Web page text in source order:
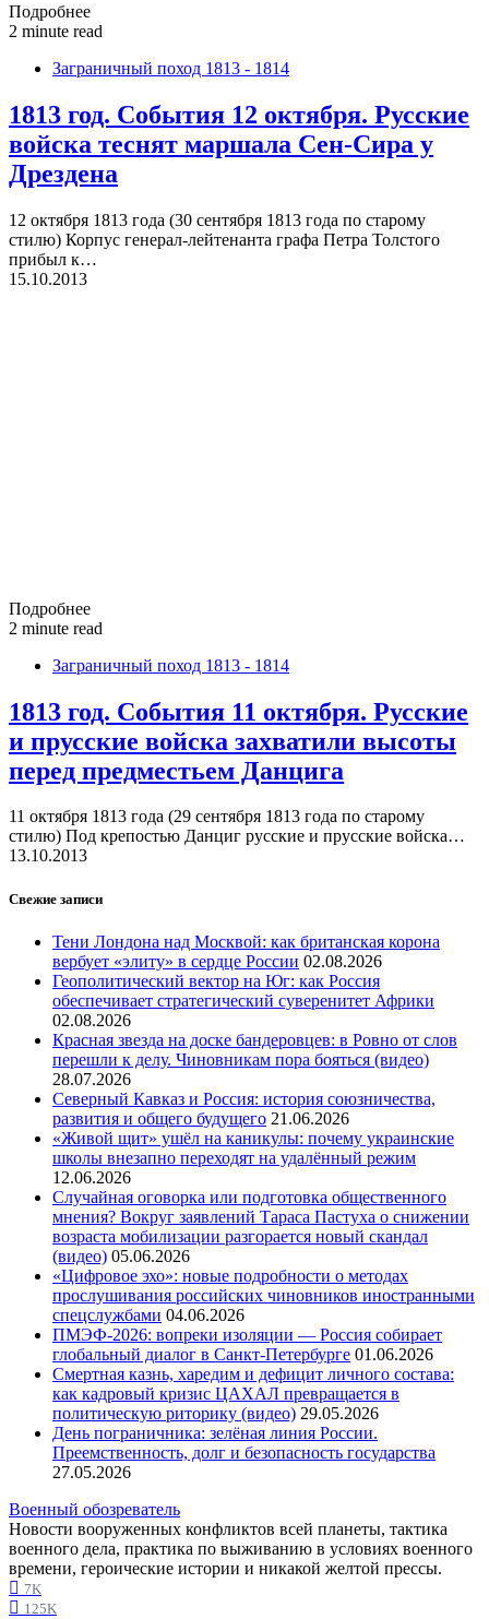
Подробнее
2 minute read
Заграничный поход 1813 - 1814
1813 год. События 12 октября. Русские
войска теснят маршала Сен-Сира у
Дрездена
12 октября 1813 года (30 сентября 1813 года по старому
стилю) Корпус генерал-лейтенанта графа Петра Толстого
прибыл к…
15.10.2013
Подробнее
2 minute read
Заграничный поход 1813 - 1814
1813 год. События 11 октября. Русские
и прусские войска захватили высоты
перед предместьем Данцига
11 октября 1813 года (29 сентября 1813 года по старому
стилю) Под крепостью Данциг русские и прусские войска…
13.10.2013
Свежие записи
Тени Лондона над Москвой: как британская корона
вербует «элиту» в сердце России 02.08.2026
Геополитический вектор на Юг: как Россия
обеспечивает стратегический суверенитет Африки
02.08.2026
Красная звезда на доске бандеровцев: в Ровно от слов
перешли к делу. Чиновникам пора бояться (видео)
28.07.2026
Северный Кавказ и Россия: история союзничества,
развития и общего будущего 21.06.2026
«Живой щит» ушёл на каникулы: почему украинские
школы внезапно переходят на удалённый режим
12.06.2026
Случайная оговорка или подготовка общественного
мнения? Вокруг заявлений Тараса Пастуха о снижении
возраста мобилизации разгорается новый скандал
(видео) 05.06.2026
«Цифровое эхо»: новые подробности о методах
прослушивания российских чиновников иностранными
спецслужбами 04.06.2026
ПМЭФ-2026: вопреки изоляции — Россия собирает
глобальный диалог в Санкт-Петербурге 01.06.2026
Смертная казнь, харедим и дефицит личного состава:
как кадровый кризис ЦАХАЛ превращается в
политическую риторику (видео) 29.05.2026
День пограничника: зелёная линия России.
Преемственность, долг и безопасность государства
27.05.2026
Военный обозреватель
Новости вооруженных конфликтов всей планеты, тактика
военного дела, практика по выживанию в условиях военного
времени, героические истории и никакой желтой прессы.
7K
125K